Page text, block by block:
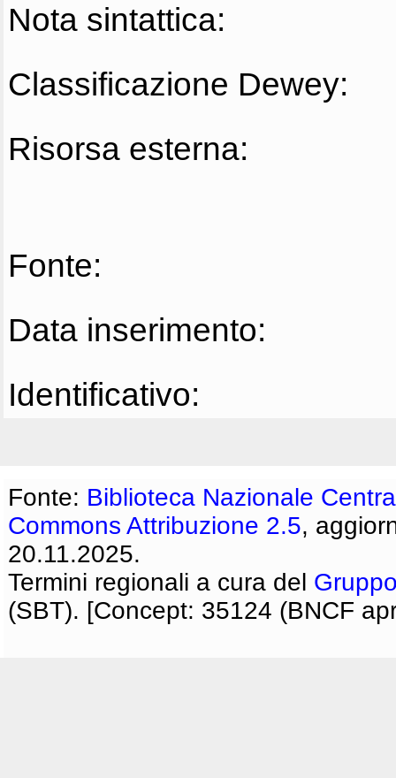
Nota sintattica:
Classificazione Dewey:
Risorsa esterna:
Fonte:
Data inserimento:
Identificativo:
Fonte: Biblioteca Nazionale
Commons Attribuzione 2.5,
20.11.2025.
Termini regionali a cura del
(SBT). [Concept: 35124 (BNCF